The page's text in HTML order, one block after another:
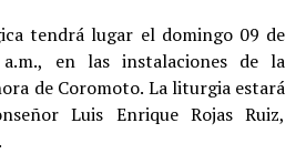
tendrá lugar el domingo 09 de
en las instalaciones de la
de Coromoto. La liturgia estará
Luis Enrique Rojas Ruiz,